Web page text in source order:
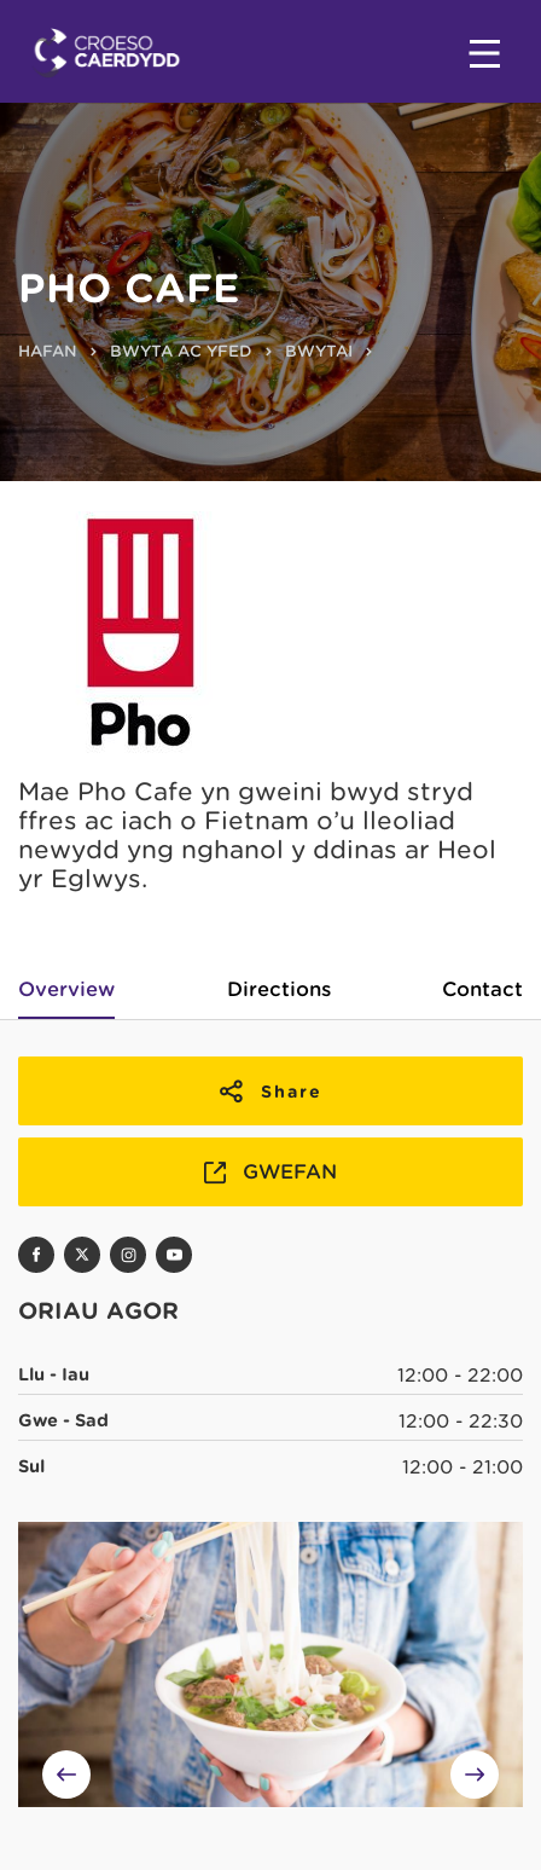
PHO CAFE
HAFAN BWYTA AC YFED BWYTAI
Mae Pho Cafe yn gweini bwyd stryd
ffres ac iach o Fietnam o’u lleoliad
newydd yng nghanol y ddinas ar Heol
yr Eglwys.
Overview Directions Contact
Share
GWEFAN
ORIAU AGOR
Llu - Iau 12:00 - 22:00
Gwe - Sad 12:00 - 22:30
Sul 12:00 - 21:00